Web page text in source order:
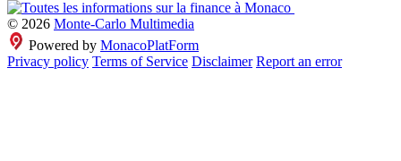
© 2026 Monte-Carlo Multimedia
Powered by MonacoPlatForm
Privacy policy Terms of Service Disclaimer Report an error